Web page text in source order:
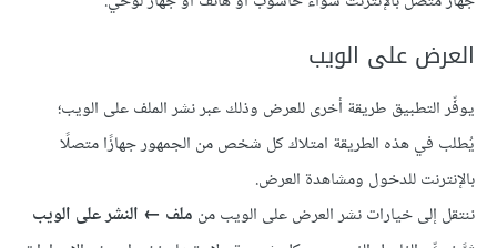
العرض على الويب
يوفِّر التطبيق طريقة أخرى للعرض وذلك عبر نشر الملف على الويب؛
يُطلب في هذه الطريقة امتلاك كل شخص من الجمهور جهازًا متصلًا
بالإنترنت للدخول ومشاهدة العرض.
ننتقل إلى خيارات نشر العرض على الويب من ملف ← النشر على الويب